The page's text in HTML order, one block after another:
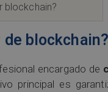
blockchain?
de blockchain?
encargado de
principal es